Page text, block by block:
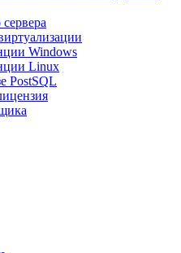
Windows
Linux
PostSQL